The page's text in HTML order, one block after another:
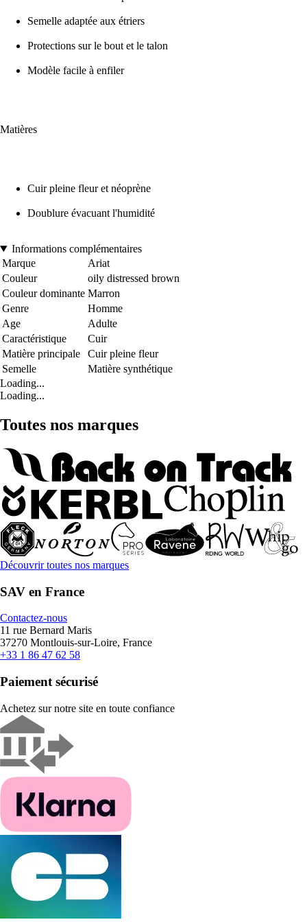
Semelle adaptée aux étriers
Protections sur le bout et le talon
Modèle facile à enfiler
Matières
Cuir pleine fleur et néoprène
Doublure évacuant l'humidité
Informations complémentaires
Marque
Ariat
Couleur
oily distressed brown
Couleur dominante Marron
Genre
Homme
Age
Adulte
Caractéristique
Cuir
Matière principale
Cuir pleine fleur
Semelle
Matière synthétique
Loading...
Loading...
Toutes nos marques
Découvrir toutes nos marques
SAV en France
Contactez-nous
11 rue Bernard Maris
37270 Montlouis-sur-Loire, France
+33 1 86 47 62 58
Paiement sécurisé
Achetez sur notre site en toute confiance